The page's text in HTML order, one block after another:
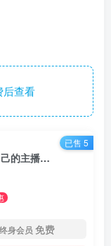
查看
千万GMV直播间的管理课程：学会管理自己的主播，轻松掌控主播情绪
终身会员 免费
已售 5